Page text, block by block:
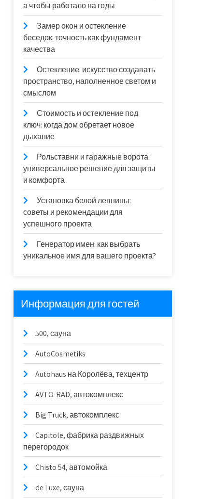
а чтобы работало на годы
Замер окон и остекление
беседок: точность как фундамент
качества
Остекление: искусство создавать
пространство, наполненное светом и
смыслом
Стоимость и остекление под
ключ: когда дом обретает новое
дыхание
Рольставни и гаражные ворота:
универсальное решение для защиты
и комфорта
Установка белой лепнины:
советы и рекомендации для
успешного проекта
Генератор имен: как выбрать
уникальное имя для вашего проекта?
Информация для гостей
500, сауна
AutoCosmetiks
Autohaus на Королёва, техцентр
AVTO-RAD, автокомплекс
Big Truck, автокомплекс
Capitole, фабрика раздвижных
перегородок
Chisto 54, автомойка
de Luxe, сауна